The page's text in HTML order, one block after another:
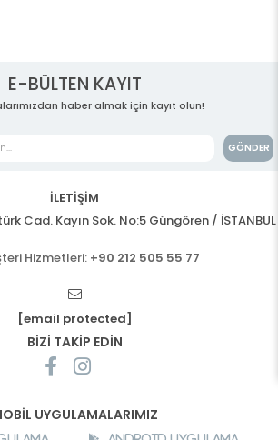
E-BÜLTEN KAYIT
haber almak için kayıt olun!
GÖNDER
İLETİŞİM
Cad. Kayın Sok. No:5 Güngören / İSTANBUL
Hizmetleri: +90 212 505 55 77
[email protected]
BİZİ TAKİP EDİN
UYGULAMALARIMIZ